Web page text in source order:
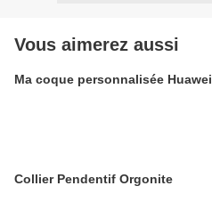
Vous aimerez aussi
Ma coque personnalisée Huawei
Collier Pendentif Orgonite